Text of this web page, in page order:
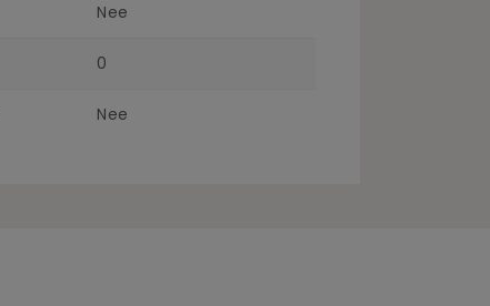
Nee
0
Nee